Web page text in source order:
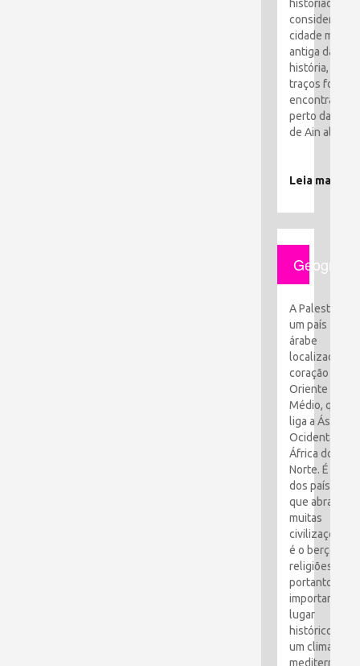
historiadores
consideram a
cidade mais
antiga da
história, seus
traços foram
encontrados
perto da
de Ain al-
Leia mais
Geografia
A Palestina é
um país
árabe
localizado no
coração do
Oriente
Médio, que
liga a Ásia
Ocidental e a
África do
Norte. É um
dos países
que abraçou
muitas
civilizações e
é o berço das
religiões. É,
portanto, um
importante
lugar
histórico com
um clima
mediterrâneo